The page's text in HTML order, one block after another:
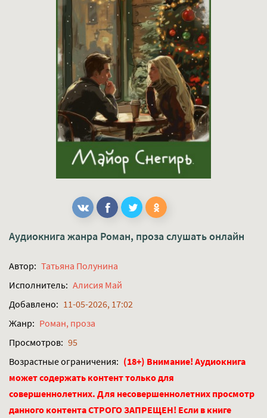
Аудиокнига жанра Роман, проза слушать онлайн
Автор: Татьяна Полунина
Исполнитель: Алисия Май
Добавлено: 11-05-2026, 17:02
Жанр: Роман, проза
Просмотров: 95
Возрастные ограничения: (18+) Внимание! Аудиокнига
может содержать контент только для
совершеннолетних. Для несовершеннолетних просмотр
данного контента СТРОГО ЗАПРЕЩЕН! Если в книге